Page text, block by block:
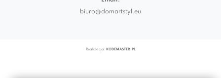
biuro@domartstyl.eu
Realizacja: KODEMASTER.PL